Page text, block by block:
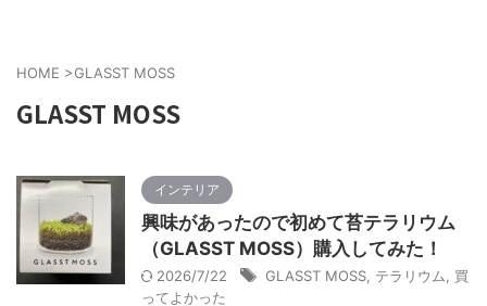
HOME >GLASST MOSS
GLASST MOSS
インテリア
興味があったので初めて苔テラリウム
（GLASST MOSS）購入してみた！
2026/7/22 GLASST MOSS テラリウム
買
ってよかった